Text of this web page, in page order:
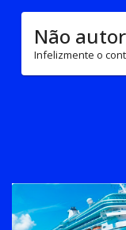
Não
Infelizmente o